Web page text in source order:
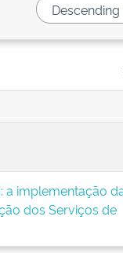
a implementação
dos Serviços de